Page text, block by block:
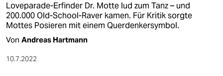
Loveparade-Erfinder Dr. Motte lud zum Tanz – und
200.000 Old-School-Raver kamen. Für Kritik sorgte
Mottes Posieren mit einem Querdenkersymbol.
Von Andreas Hartmann
10.7.2022